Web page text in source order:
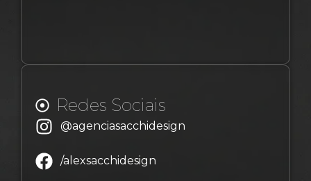
Redes Sociais
@agenciasacchidesign
/alexsacchidesign